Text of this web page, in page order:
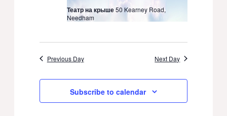
Театр на крыше50 Kearney Road,
Needham
Previous Day Next Day
Subscribe to calendar